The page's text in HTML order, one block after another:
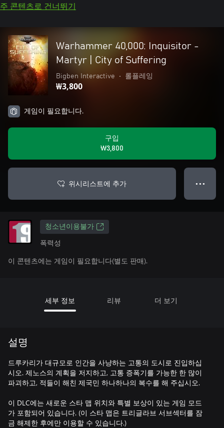
주 콘텐츠로 건너뛰기
Warhammer 40,000: Inquisitor -
Martyr | City of Suffering
Bigben Interactive • 롤플레잉
₩3,800
게임이 필요합니다.
구입
₩3,800
위시리스트에 추가 ● ● ●
청소년이용불가
폭력성
이 콘텐츠에는 게임이 필요합니다(별도 판매).
세부 정보 리뷰 더 보기
설명
드루카리가 대규모로 인간을 사냥하는 고통의 도시로 진입하십
시오. 제노스의 계획을 저지하고, 고통 증폭기를 가능한 한 많이
파괴하고, 적들이 해친 제국민 하나하나의 복수를 해 주십시오.
이 DLC에는 새로운 스타 맵 위치와 특별 보상이 있는 게임 모드
가 포함되어 있습니다. (이 스타 맵은 트리글라브 서브섹터를 잠
금 해제한 후에만 이용할 수 있습니다.)